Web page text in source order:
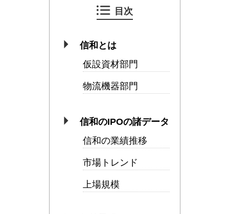
目次
信和とは
仮設資材部門
物流機器部門
信和のIPOの諸データ
信和の業績推移
市場トレンド
上場規模